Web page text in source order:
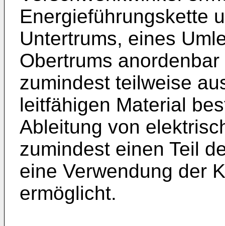
Energieführungskette
Untertrums, eines
Obertrums
zumindest teilweise
leitfähigen Material
Ableitung von
zumindest einen Teil
eine Verwendung der
ermöglicht.